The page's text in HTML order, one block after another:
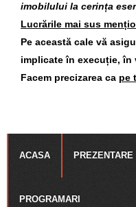
imobilului la cerința
Lucrările mai sus
Pe această cale vă
implicate în execuție, în
Facem precizarea ca pe
ACASA PREZENTARE
PROGRAMARI